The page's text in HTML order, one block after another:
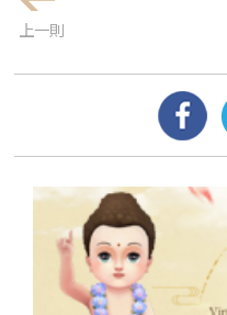
上一則